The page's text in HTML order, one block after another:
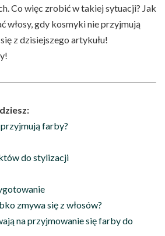
Co więc zrobić w takiej sytuacji? Jak
włosy, gdy kosmyki nie przyjmują
z dzisiejszego artykułu!
przyjmują farby?
do stylizacji
zmywa się z włosów?
na przyjmowanie się farby do